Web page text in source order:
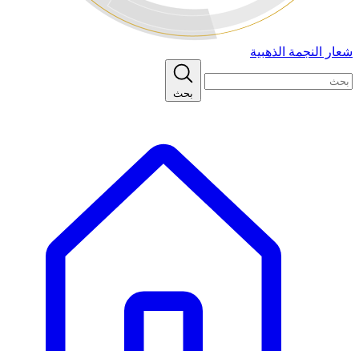
شعار النجمة الذهبية
بحث